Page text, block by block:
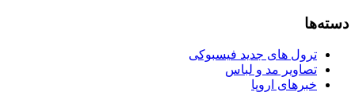
دسته‌ها
ترول های جدید فیسبوکی
تصاویر مد و لباس
خبرهای اروپا